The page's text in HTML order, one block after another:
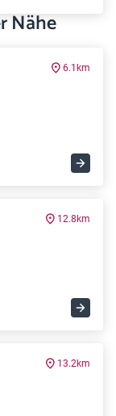
Nähe
6.1km
12.8km
13.2km